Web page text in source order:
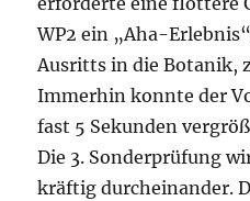
WP2 ein „Aha-
Ausritts in die Botanik,
Immerhin konnte der
fast 5 Sekunden
Die 3. Sonderprüfung
kräftig durcheinander.